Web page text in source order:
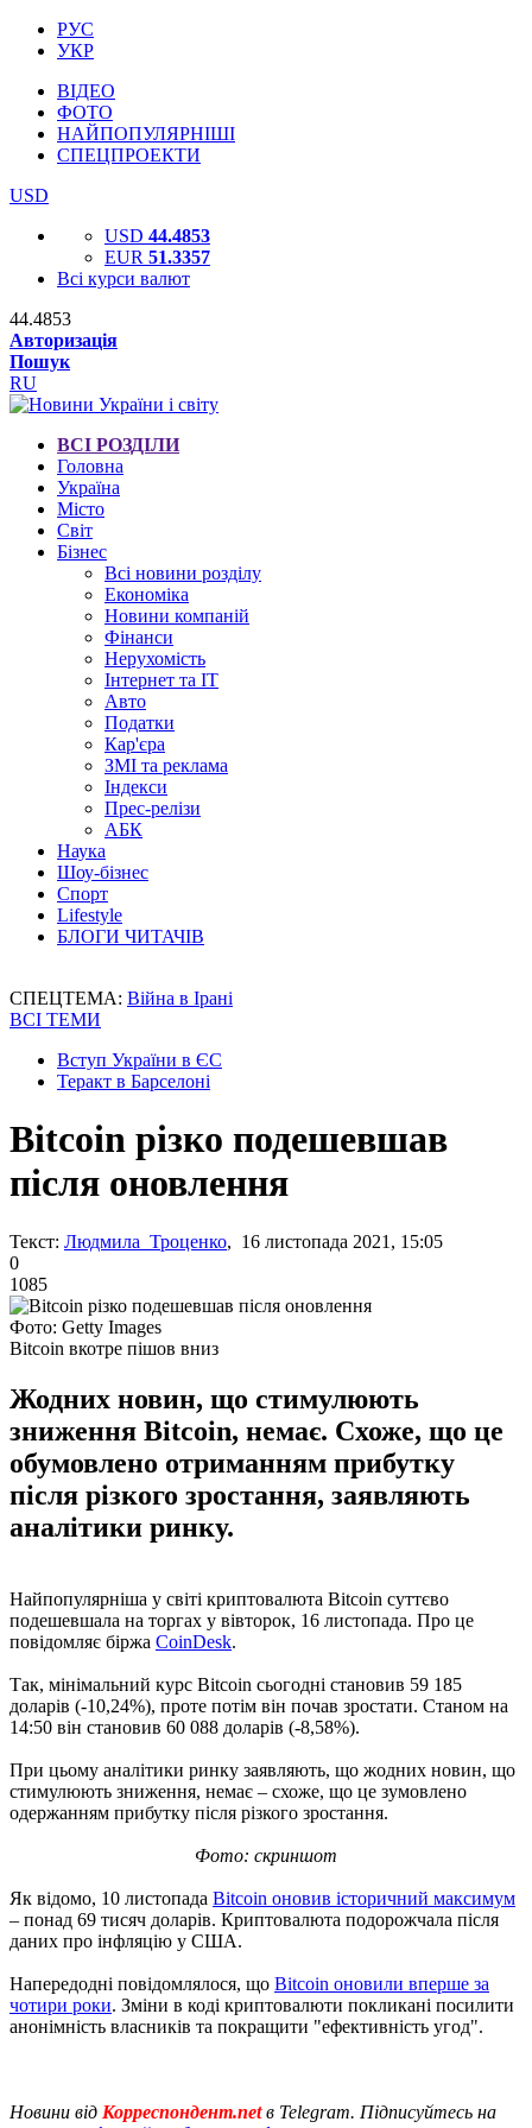
РУС
УКР
ВІДЕО
ФОТО
НАЙПОПУЛЯРНІШІ
СПЕЦПРОЕКТИ
USD
USD 44.4853
EUR 51.3357
Всі курси валют
44.4853
Авторизація
Пошук
RU
ВСІ РОЗДІЛИ
Головна
Україна
Місто
Світ
Бізнес
Всі новини розділу
Економіка
Новини компаній
Фінанси
Нерухомість
Інтернет та IT
Авто
Податки
Кар'єра
ЗМІ та реклама
Індекси
Прес-релізи
АБК
Наука
Шоу-бізнес
Спорт
Lifestyle
БЛОГИ ЧИТАЧІВ
СПЕЦТЕМА: Війна в Ірані
ВСІ ТЕМИ
Вступ України в ЄС
Теракт в Барселоні
Bitcoin різко подешевшав
після оновлення
Текст: Людмила Троценко, 16 листопада 2021, 15:05
0
1085
Фото: Getty Images
Bitcoin вкотре пішов вниз
Жодних новин, що стимулюють
зниження Bitcoin, немає. Схоже, що це
обумовлено отриманням прибутку
після різкого зростання, заявляють
аналітики ринку.
Найпопулярніша у світі криптовалюта Bitcoin суттєво
подешевшала на торгах у вівторок, 16 листопада. Про це
повідомляє біржа CoinDesk.
Так, мінімальний курс Bitcoin сьогодні становив 59 185
доларів (-10,24%), проте потім він почав зростати. Станом на
14:50 він становив 60 088 доларів (-8,58%).
При цьому аналітики ринку заявляють, що жодних новин, що
стимулюють зниження, немає – схоже, що це зумовлено
одержанням прибутку після різкого зростання.
Фото: скриншот
Як відомо, 10 листопада Bitcoin оновив історичний максимум
– понад 69 тисяч доларів. Криптовалюта подорожчала після
даних про інфляцію у США.
Напередодні повідомлялося, що Bitcoin оновили вперше за
чотири роки. Зміни в коді криптовалюти покликані посилити
анонімність власників та покращити "ефективність угод".
Новини від Корреспондент.netв Telegram. Підписуйтесь на